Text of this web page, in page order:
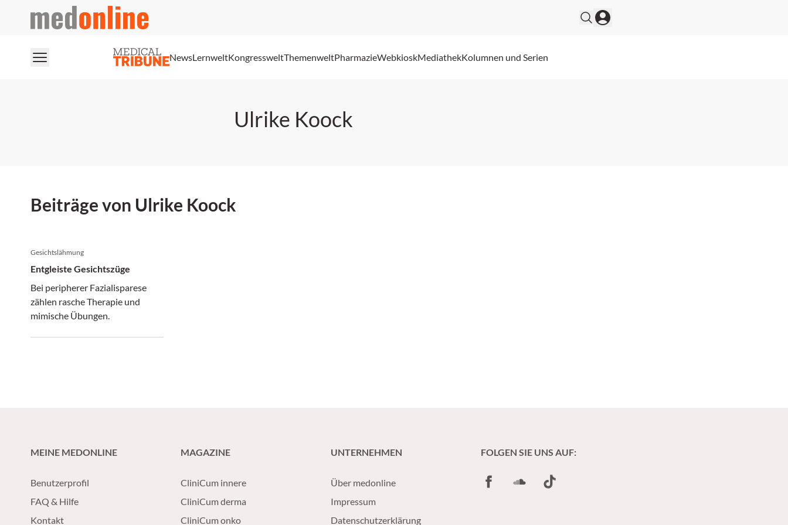
medonline
NewsLernweltKongressweltThemenweltPharmazieWebkioskMediathekKolumnen und Serien
Ulrike Koock
Beiträge von Ulrike Koock
Gesichtslähmung
Entgleiste Gesichtszüge
Bei peripherer Fazialisparese
zählen rasche Therapie und
mimische Übungen.
MEINE MEDONLINE
Benutzerprofil
FAQ & Hilfe
Kontakt
MAGAZINE
CliniCum innere
CliniCum derma
CliniCum onko
UNTERNEHMEN
Über medonline
Impressum
Datenschutzerklärung
FOLGEN SIE UNS AUF:
FacebookSoundCloud
TikTok